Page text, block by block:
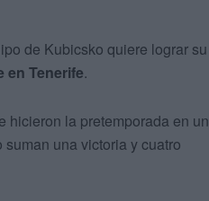
de Kubicsko quiere lograr su
en Tenerife.
hicieron la pretemporada en un
suman una victoria y cuatro